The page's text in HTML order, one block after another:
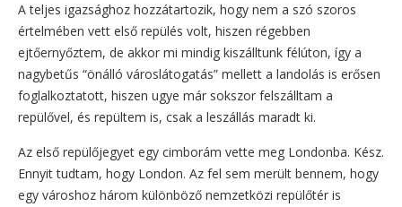
A teljes igazsághoz hozzátartozik, hogy nem a szó szoros
értelmében vett első repülés volt, hiszen régebben
ejtőernyőztem, de akkor mi mindig kiszálltunk félúton, így a
nagybetűs “önálló városlátogatás” mellett a landolás is erősen
foglalkoztatott, hiszen ugye már sokszor felszálltam a
repülővel, és repültem is, csak a leszállás maradt ki.
Az első repülőjegyet egy cimborám vette meg Londonba. Kész.
Ennyit tudtam, hogy London. Az fel sem merült bennem, hogy
egy városhoz három különböző nemzetközi repülőtér is